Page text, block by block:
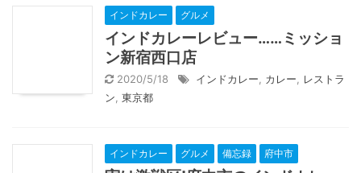
インドカレー グルメ
インドカレーレビュー……ミッショ
ン新宿西口店
2020/5/18 インドカレー カレー
レストラ
ン 東京都
インドカレー グルメ 備忘録 府中市